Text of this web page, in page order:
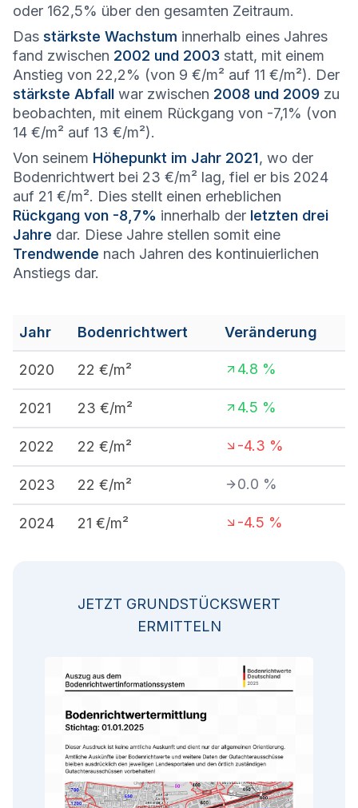
oder 162,5% über den gesamten Zeitraum.
Das stärkste Wachstum innerhalb eines Jahres
fand zwischen 2002 und 2003 statt, mit einem
Anstieg von 22,2% (von 9 €/m² auf 11 €/m²). Der
stärkste Abfall war zwischen 2008 und 2009 zu
beobachten, mit einem Rückgang von -7,1% (von
14 €/m² auf 13 €/m²).
Von seinem Höhepunkt im Jahr 2021, wo der
Bodenrichtwert bei 23 €/m² lag, fiel er bis 2024
auf 21 €/m². Dies stellt einen erheblichen
Rückgang von -8,7% innerhalb der letzten drei
Jahre dar. Diese Jahre stellen somit eine
Trendwende nach Jahren des kontinuierlichen
Anstiegs dar.
Jahr Bodenrichtwert Veränderung
2020 22 €/m² 4.8 %
2021 23 €/m² 4.5 %
2022 22 €/m² -4.3 %
2023 22 €/m² 0.0 %
2024 21 €/m² -4.5 %
JETZT GRUNDSTÜCKSWERT
ERMITTELN